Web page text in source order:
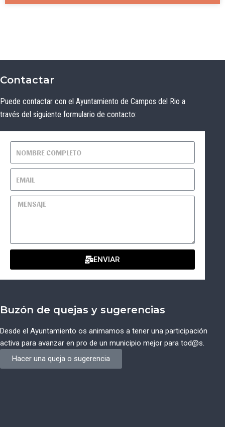
Contactar
Puede contactar con el Ayuntamiento de Campos del Rio a
través del siguiente formulario de contacto:
ENVIAR
Buzón de quejas y sugerencias
Desde el Ayuntamiento os animamos a tener una participación
activa para avanzar en pro de un municipio mejor para tod@s.
Hacer una queja o sugerencia